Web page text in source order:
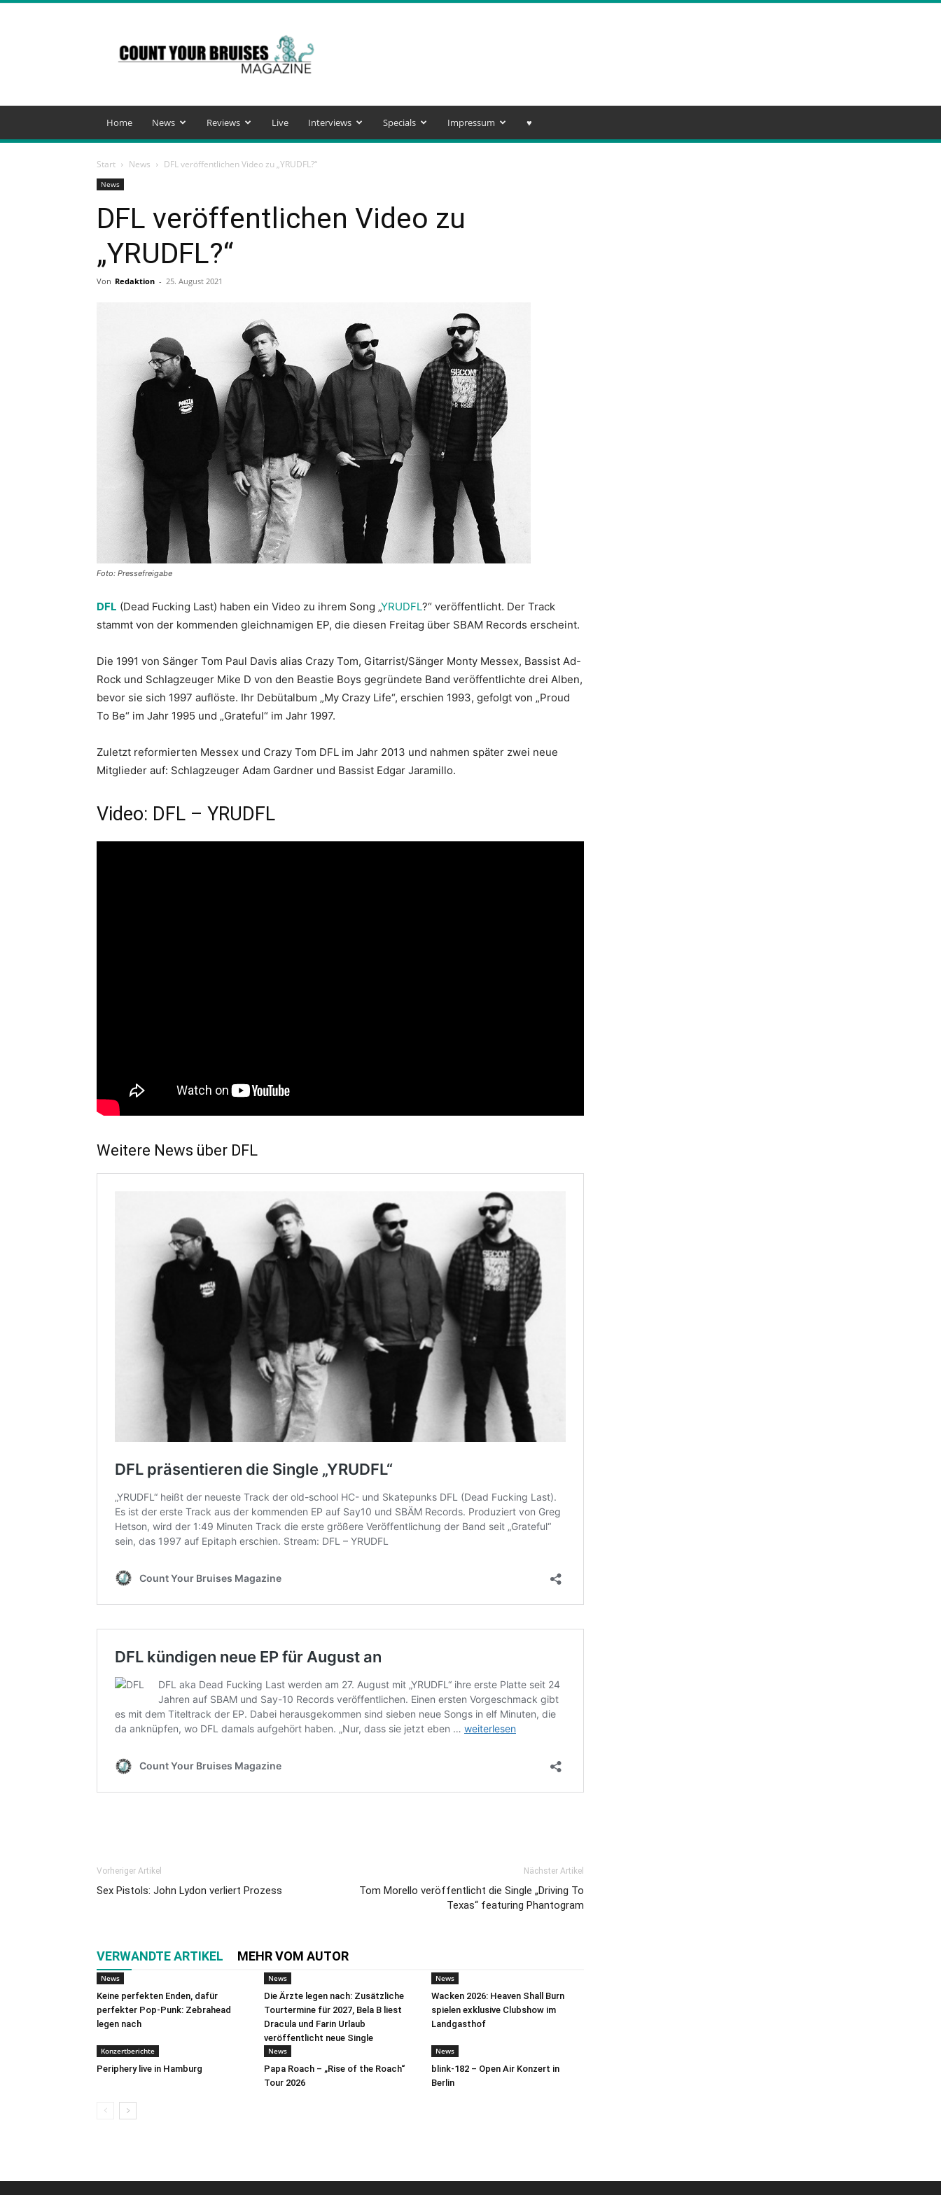
Your
Bruises
Magazine
Home News Reviews Live Interviews Specials Impressum ♥️
Start News DFL veröffentlichen Video zu „YRUDFL?“
News
DFL veröffentlichen Video zu
„YRUDFL?“
Von Redaktion - 25. August 2021
Foto: Pressefreigabe
DFL (Dead Fucking Last) haben ein Video zu ihrem Song „YRUDFL?“ veröffentlicht. Der Track
stammt von der kommenden gleichnamigen EP, die diesen Freitag über SBAM Records erscheint.
Die 1991 von Sänger Tom Paul Davis alias Crazy Tom, Gitarrist/Sänger Monty Messex, Bassist Ad-
Rock und Schlagzeuger Mike D von den Beastie Boys gegründete Band veröffentlichte drei Alben,
bevor sie sich 1997 auflöste. Ihr Debütalbum „My Crazy Life“, erschien 1993, gefolgt von „Proud
To Be“ im Jahr 1995 und „Grateful“ im Jahr 1997.
Zuletzt reformierten Messex und Crazy Tom DFL im Jahr 2013 und nahmen später zwei neue
Mitglieder auf: Schlagzeuger Adam Gardner und Bassist Edgar Jaramillo.
Video: DFL – YRUDFL
Weitere News über DFL
Vorheriger Artikel
Sex Pistols: John Lydon verliert Prozess
Nächster Artikel
Tom Morello veröffentlicht die Single „Driving To
Texas“ featuring Phantogram
VERWANDTE ARTIKEL MEHR VOM AUTOR
News
Keine perfekten Enden, dafür
perfekter Pop-Punk: Zebrahead
legen nach
News
Die Ärzte legen nach: Zusätzliche
Tourtermine für 2027, Bela B liest
Dracula und Farin Urlaub
veröffentlicht neue Single
News
Wacken 2026: Heaven Shall Burn
spielen exklusive Clubshow im
Landgasthof
Konzertberichte
Periphery live in Hamburg
News
Papa Roach – „Rise of the Roach“
Tour 2026
News
blink-182 – Open Air Konzert in
Berlin